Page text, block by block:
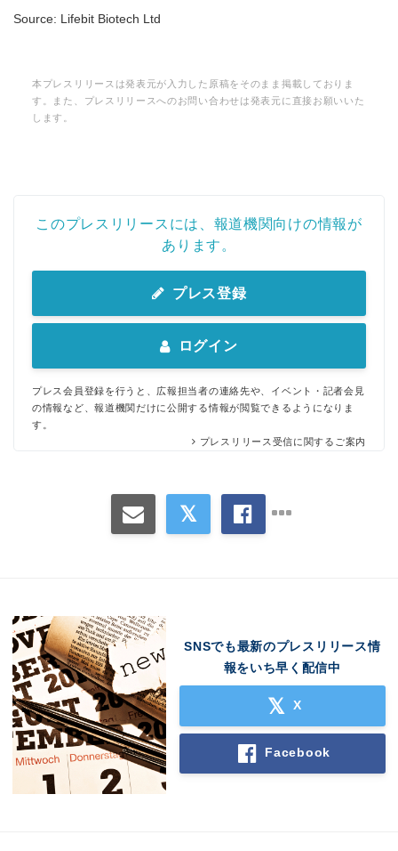
Source: Lifebit Biotech Ltd
本プレスリリースは発表元が入力した原稿をそのまま掲載しておりま
す。また、プレスリリースへのお問い合わせは発表元に直接お願いいた
します。
このプレスリリースには、報道機関向けの情報が
あります。
プレス登録
ログイン
プレス会員登録を行うと、広報担当者の連絡先や、イベント・記者会見
の情報など、報道機関だけに公開する情報が閲覧できるようになりま
す。
プレスリリース受信に関するご案内
SNSでも最新のプレスリリース情
報をいち早く配信中
X
Facebook